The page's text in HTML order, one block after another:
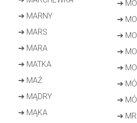
➔ MARNY
➔ MARS
➔ MARA
➔ MATKA
➔ MAŹ
➔ MĄDRY
➔ MĄKA
➔
➔
➔
➔
➔
➔
➔
➔